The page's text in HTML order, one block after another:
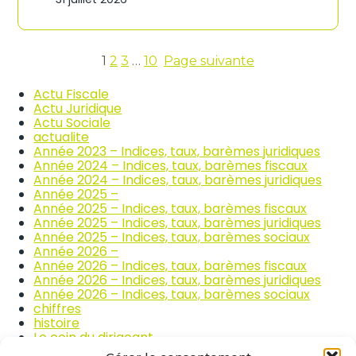
c
m
e
l
a
r
p
a
r
t
i
o
u
n
i
e
r
i
x
d
e
s
p
r
o
d
u
i
s
1 2 3 … 10 Page suivante
Actu Fiscale
Actu Juridique
Actu Sociale
actualite
Année 2023 – Indices, taux, barèmes juridiques
Année 2024 – Indices, taux, barèmes fiscaux
Année 2024 – Indices, taux, barèmes juridiques
Année 2025 –
Année 2025 – Indices, taux, barèmes fiscaux
Année 2025 – Indices, taux, barèmes juridiques
Année 2025 – Indices, taux, barèmes sociaux
Année 2026 –
Année 2026 – Indices, taux, barèmes fiscaux
Année 2026 – Indices, taux, barèmes juridiques
Année 2026 – Indices, taux, barèmes sociaux
chiffres
histoire
Le coin du dirigeant